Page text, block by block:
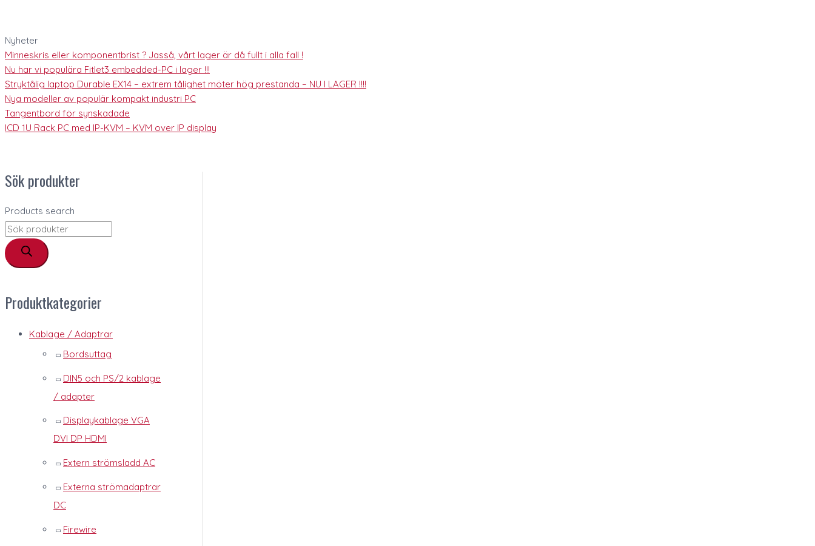
Nyheter
Minneskris eller komponentbrist ? Jasså, vårt lager är då fullt i alla fall !
Nu har vi populära Fitlet3 embedded-PC i lager !!!
Stryktålig laptop Durable EX14 – extrem tålighet möter hög prestanda – NU I LAGER !!!!
Nya modeller av populär kompakt industri PC
Tangentbord för synskadade
ICD 1U Rack PC med IP-KVM – KVM over IP display
Sök produkter
Products search
Produktkategorier
Kablage / Adaptrar
Bordsuttag
DIN5 och PS/2 kablage
/ adapter
Displaykablage VGA
DVI DP HDMI
Extern strömsladd AC
Externa strömadaptrar
DC
Firewire